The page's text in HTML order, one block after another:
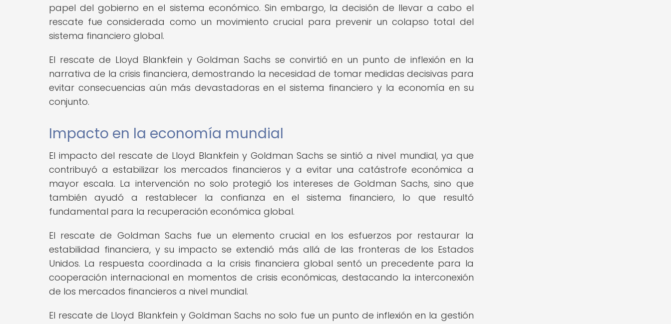
papel del gobierno en el sistema económico. Sin embargo, la decisión de llevar a cabo el
rescate fue considerada como un movimiento crucial para prevenir un colapso total del
sistema financiero global.
El rescate de Lloyd Blankfein y Goldman Sachs se convirtió en un punto de inflexión en la
narrativa de la crisis financiera, demostrando la necesidad de tomar medidas decisivas para
evitar consecuencias aún más devastadoras en el sistema financiero y la economía en su
conjunto.
Impacto en la economía mundial
El impacto del rescate de Lloyd Blankfein y Goldman Sachs se sintió a nivel mundial, ya que
contribuyó a estabilizar los mercados financieros y a evitar una catástrofe económica a
mayor escala. La intervención no solo protegió los intereses de Goldman Sachs, sino que
también ayudó a restablecer la confianza en el sistema financiero, lo que resultó
fundamental para la recuperación económica global.
El rescate de Goldman Sachs fue un elemento crucial en los esfuerzos por restaurar la
estabilidad financiera, y su impacto se extendió más allá de las fronteras de los Estados
Unidos. La respuesta coordinada a la crisis financiera global sentó un precedente para la
cooperación internacional en momentos de crisis económicas, destacando la interconexión
de los mercados financieros a nivel mundial.
El rescate de Lloyd Blankfein y Goldman Sachs no solo fue un punto de inflexión en la gestión